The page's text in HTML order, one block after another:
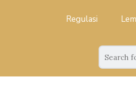
Regulasi